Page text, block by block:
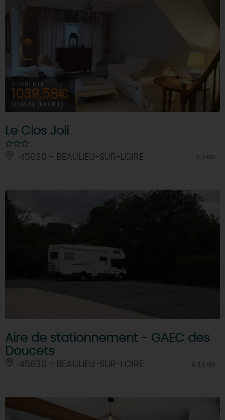
À PARTIR DE
1039,58€
SEMAINE (MEUBLÉ)
Le Clos Joli
45630 - BEAULIEU-SUR-LOIRE À 3 KM
Aire de stationnement - GAEC des
Doucets
45630 - BEAULIEU-SUR-LOIRE À 3.5 KM